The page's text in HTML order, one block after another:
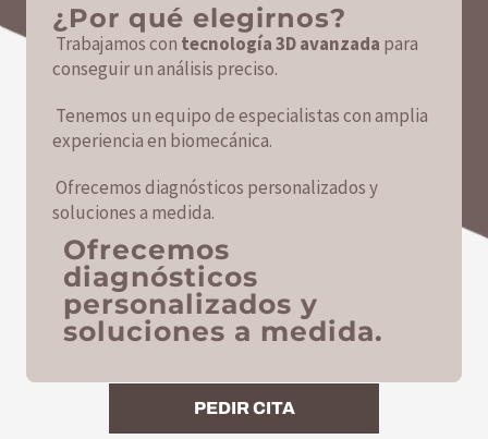
¿Por qué elegirnos?
Trabajamos con tecnología 3D avanzada para
conseguir un análisis preciso.
Tenemos un equipo de especialistas con amplia
experiencia en biomecánica.
Ofrecemos diagnósticos personalizados y
soluciones a medida.
Ofrecemos
diagnósticos
personalizados y
soluciones a medida.
PEDIR CITA